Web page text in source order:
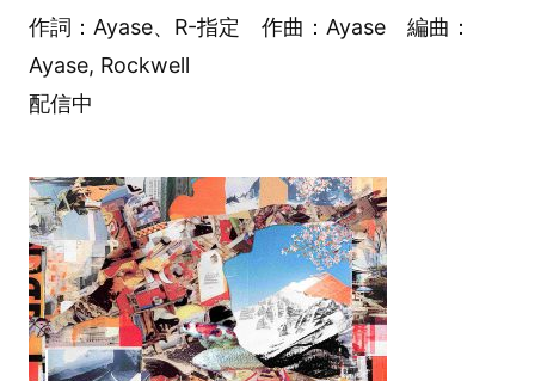
作詞：Ayase、R-指定 作曲：Ayase 編曲：
Ayase, Rockwell
配信中